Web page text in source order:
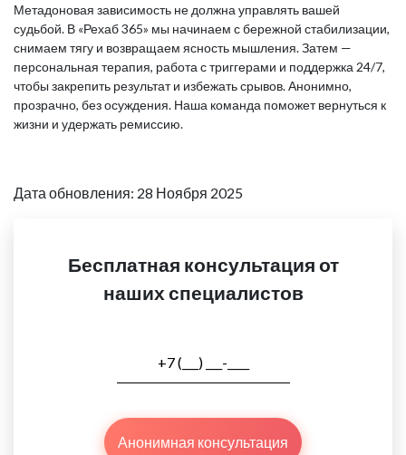
Метадоновая зависимость не должна управлять вашей
судьбой. В «Рехаб 365» мы начинаем с бережной стабилизации,
снимаем тягу и возвращаем ясность мышления. Затем —
персональная терапия, работа с триггерами и поддержка 24/7,
чтобы закрепить результат и избежать срывов. Анонимно,
прозрачно, без осуждения. Наша команда поможет вернуться к
жизни и удержать ремиссию.
Дата обновления: 28 Ноября 2025
Бесплатная консультация от
наших специалистов
Анонимная консультация